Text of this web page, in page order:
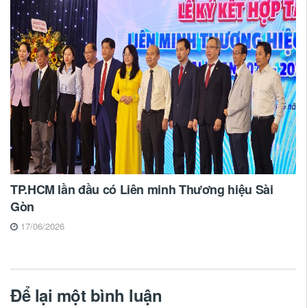
TP.HCM lần đầu có Liên minh Thương hiệu Sài
Gòn
17/06/2026
Để lại một bình luận